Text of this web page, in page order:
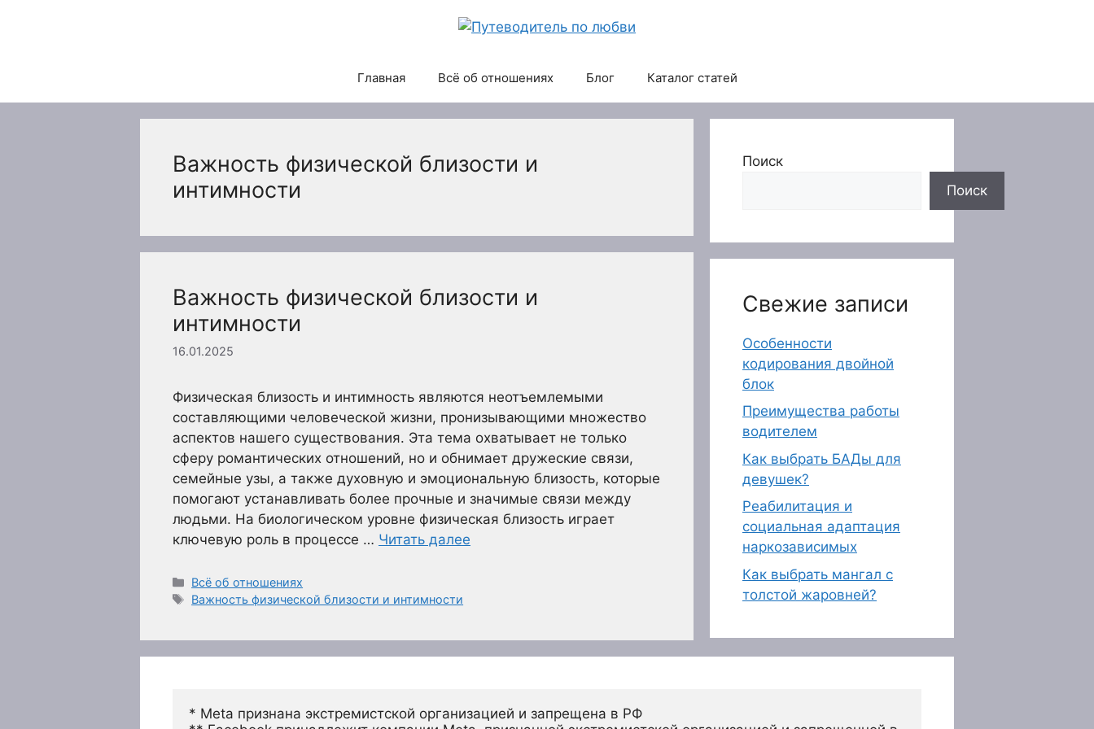
Главная Всё об отношениях Блог Каталог статей
Важность физической близости и
интимности
Важность физической близости и
интимности
16.01.2025
Физическая близость и интимность являются неотъемлемыми
составляющими человеческой жизни, пронизывающими множество
аспектов нашего существования. Эта тема охватывает не только
сферу романтических отношений, но и обнимает дружеские связи,
семейные узы, а также духовную и эмоциональную близость, которые
помогают устанавливать более прочные и значимые связи между
людьми. На биологическом уровне физическая близость играет
ключевую роль в процессе … Читать далее
Рубрики
Всё об отношениях
Метки
Важность физической близости и интимности
Поиск
Поиск
Свежие записи
Особенности
кодирования двойной
блок
Преимущества работы
водителем
Как выбрать БАДы для
девушек?
Реабилитация и
социальная адаптация
наркозависимых
Как выбрать мангал с
толстой жаровней?
* Meta признана экстремистской организацией и запрещена в РФ